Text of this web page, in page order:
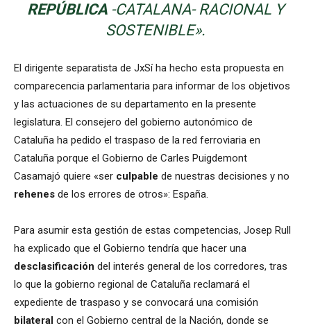
REPÚBLICA -CATALANA- RACIONAL Y
SOSTENIBLE».
El dirigente separatista de JxSí ha hecho esta propuesta en
comparecencia parlamentaria para informar de los objetivos
y las actuaciones de su departamento en la presente
legislatura. El consejero del gobierno autonómico de
Cataluña ha pedido el traspaso de la red ferroviaria en
Cataluña porque el Gobierno de Carles Puigdemont
Casamajó quiere «ser culpable de nuestras decisiones y no
rehenes de los errores de otros»: España.
Para asumir esta gestión de estas competencias, Josep Rull
ha explicado que el Gobierno tendría que hacer una
desclasificación del interés general de los corredores, tras
lo que la gobierno regional de Cataluña reclamará el
expediente de traspaso y se convocará una comisión
bilateral con el Gobierno central de la Nación, donde se